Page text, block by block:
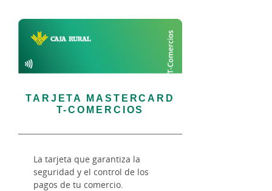
TARJETA MASTERCARD
T-COMERCIOS
La tarjeta que garantiza la
seguridad y el control de los
pagos de tu comercio.